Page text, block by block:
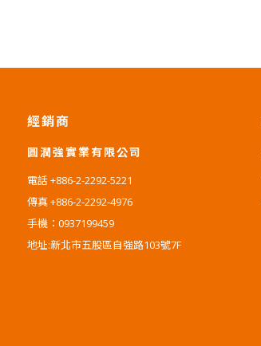
經銷商
圓潤強實業有限公司
電話 +886-2-2292-5221
傳真 +886-2-2292-4976
手機：0937199459
地址:新北市五股區自強路103號7F